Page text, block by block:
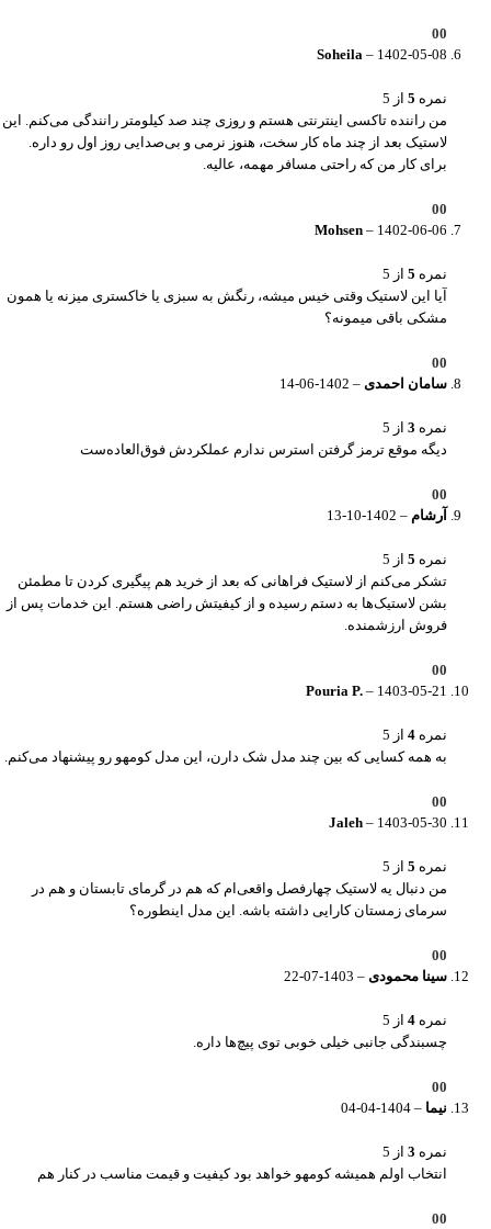
0
0
Soheila – 1402-05-08
نمره 5 از 5
من راننده تاکسی اینترنتی هستم و روزی چند صد کیلومتر رانندگی می‌کنم. این
لاستیک بعد از چند ماه کار سخت، هنوز نرمی و بی‌صدایی روز اول رو داره.
برای کار من که راحتی مسافر مهمه، عالیه.
0
0
Mohsen – 1402-06-06
نمره 5 از 5
آیا این لاستیک وقتی خیس میشه، رنگش به سبزی یا خاکستری میزنه یا همون
مشکی باقی میمونه؟
0
0
سامان احمدی –
1402-06-14
نمره 3 از 5
دیگه موقع ترمز گرفتن استرس ندارم عملکردش فوق‌العاده‌ست
0
0
آرشام –
1402-10-13
نمره 5 از 5
تشکر می‌کنم از لاستیک فراهانی که بعد از خرید هم پیگیری کردن تا مطمئن
بشن لاستیک‌ها به دستم رسیده و از کیفیتش راضی هستم. این خدمات پس از
فروش ارزشمنده.
0
0
Pouria P. – 1403-05-21
نمره 4 از 5
به همه کسایی که بین چند مدل شک دارن، این مدل کومهو رو پیشنهاد می‌کنم.
0
0
Jaleh – 1403-05-30
نمره 5 از 5
من دنبال یه لاستیک چهارفصل واقعی‌ام که هم در گرمای تابستان و هم در
سرمای زمستان کارایی داشته باشه. این مدل اینطوره؟
0
0
سینا محمودی –
1403-07-22
نمره 4 از 5
چسبندگی جانبی خیلی خوبی توی پیچ‌ها داره.
0
0
نیما –
1404-04-04
نمره 3 از 5
انتخاب اولم همیشه کومهو خواهد بود کیفیت و قیمت مناسب در کنار هم
0
0